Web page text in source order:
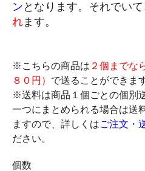
ン となります。それでいて
れます。
※こちらの商品は ２個までな
８０円） で送ることができま
※送料は商品１個ごとの個別
一つにまとめられる場合は送
ますので、詳しくはご注文・
ださい。
個数